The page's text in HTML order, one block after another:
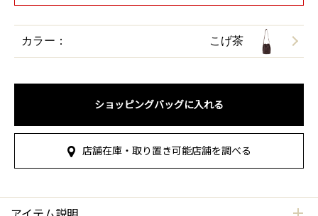
カラー： こげ茶
ショッピングバッグに入れる
店舗在庫・取り置き可能店舗を調べる